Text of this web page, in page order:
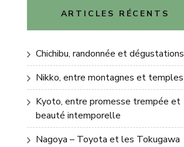
ARTICLES RÉCENTS
Chichibu, randonnée et dégustations
Nikko, entre montagnes et temples
Kyoto, entre promesse trempée et
beauté intemporelle
Nagoya – Toyota et les Tokugawa